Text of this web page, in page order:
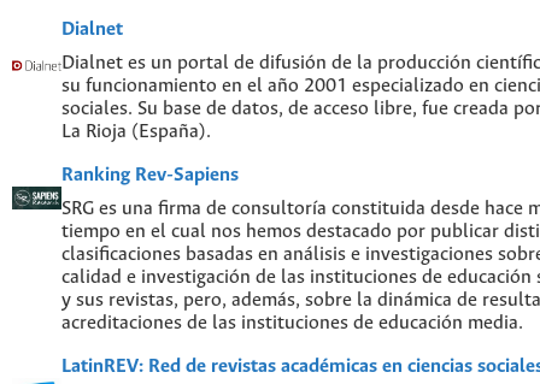
Dialnet
Dialnet es un portal de difusión de la producción
su funcionamiento en el año 2001 especializado en
sociales. Su base de datos, de acceso libre, fue creada
La Rioja (España).
Ranking Rev-Sapiens
SRG es una firma de consultoría constituida desde hace
tiempo en el cual nos hemos destacado por publicar
clasificaciones basadas en análisis e investigaciones
calidad e investigación de las instituciones de educación
y sus revistas, pero, además, sobre la dinámica de
acreditaciones de las instituciones de educación media.
LatinREV: Red de revistas académicas en ciencias